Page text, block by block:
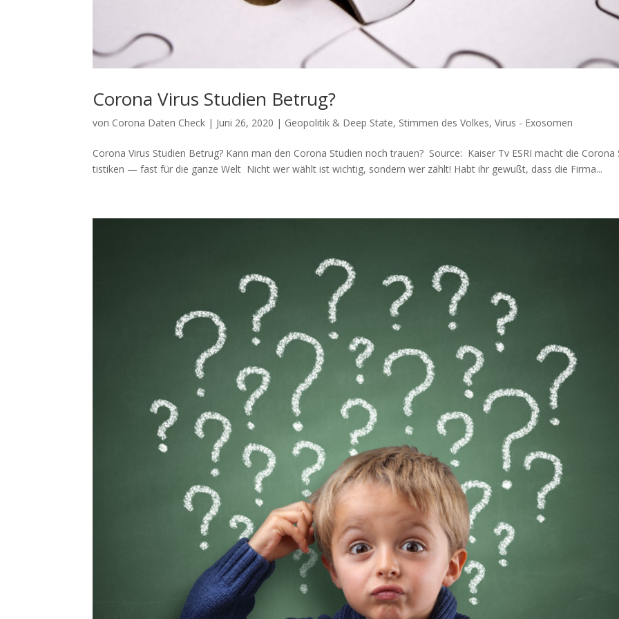
Corona Virus Studien Betrug?
von Corona Daten Check | Juni 26, 2020 | Geopolitik & Deep State, Stimmen des Volkes,Virus - Exosomen
Corona Virus Studien Betrug? Kann man den Coro­na Stu­di­en noch trauen? Source: Kai­ser Tv ESRI macht die
tis­ti­ken — fast für die gan­ze Welt Nicht wer wählt ist wich­tig, son­dern wer zählt! Habt ihr gewußt, dass die Fir­ma...